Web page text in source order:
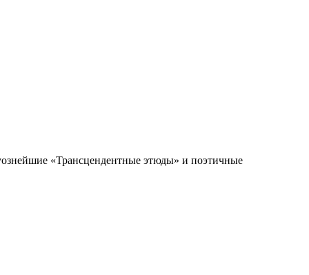
«Трансцендентные этюды» и поэтичные